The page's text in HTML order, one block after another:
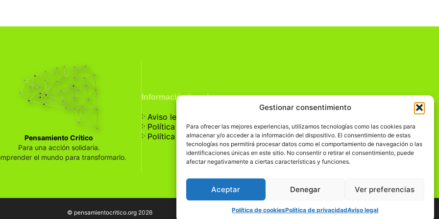
Gestionar consentimiento
Para ofrecer las mejores experiencias, utilizamos tecnologías como las cookies para
almacenar y/o acceder a la información del dispositivo. El consentimiento de estas
tecnologías nos permitirá procesar datos como el comportamiento de navegación o las
identificaciones únicas en este sitio. No consentir o retirar el consentimiento, puede
afectar negativamente a ciertas características y funciones.
Aceptar Denegar Ver preferencias
Política de cookiesPolítica de privacidadAviso legal
Pensamiento Crítico
Para una acción solidaria.
el mundo para transformarlo.
Información Legal
჻Aviso legal
჻Política de privacidad
჻Política de cookies
© pensamientocritico.org 2026